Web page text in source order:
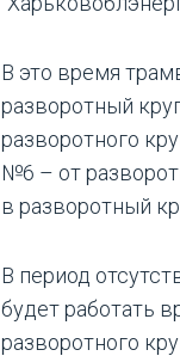
В это время
разворотный
разворотного
№6 – от
в разворотный
В период
будет работать
разворотного